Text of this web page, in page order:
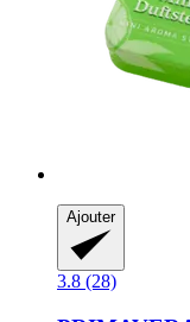
Ajouter
3.8 (28)